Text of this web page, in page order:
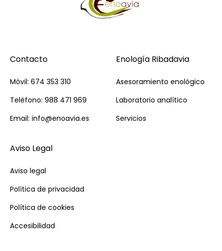
Contacto
Móvil: 674 353 310
Teléfono: 988 471 969
Email: info@enoavia.es
Enología Ribadavia
Asesoramiento enológico
Laboratorio analítico
Servicios
Aviso Legal
Aviso legal
Política de privacidad
Política de cookies
Accesibilidad